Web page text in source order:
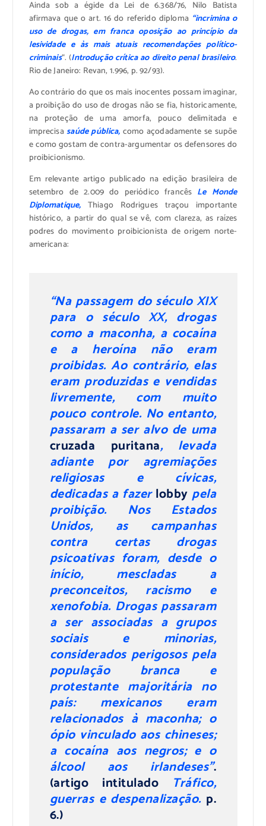
Ainda sob a égide da Lei de 6.368/76, Nilo Batista
afirmava que o art. 16 do referido diploma “incrimina o
uso de drogas, em franca oposição ao princípio da
lesividade e às mais atuais recomendações político-
criminais“. (Introdução crítica ao direito penal brasileiro.
Rio de Janeiro: Revan, 1.996, p. 92/93).
Ao contrário do que os mais inocentes possam imaginar,
a proibição do uso de drogas não se fia, historicamente,
na proteção de uma amorfa, pouco delimitada e
imprecisasaúde pública, como açodadamente se supõe
e como gostam de contra-argumentar os defensores do
proibicionismo.
Em relevante artigo publicado na edição brasileira de
setembro de 2.009 do periódico francês Le Monde
Diplomatique,Thiago Rodrigues traçou importante
histórico, a partir do qual se vê, com clareza, as raízes
podres do movimento proibicionista de origem norte-
americana:
“Na passagem do século XIX
para o século XX, drogas
como a maconha, a cocaína
e a heroína não eram
proibidas. Ao contrário, elas
eram produzidas e vendidas
livremente, com muito
pouco controle. No entanto,
passaram a ser alvo de uma
cruzada puritana, levada
adiante por agremiações
religiosas e cívicas,
dedicadas a fazerlobby pela
proibição. Nos Estados
Unidos, as campanhas
contra certas drogas
psicoativas foram, desde o
início, mescladas a
preconceitos, racismo e
xenofobia. Drogas passaram
a ser associadas a grupos
sociais e minorias,
considerados perigosos pela
população branca e
protestante majoritária no
país: mexicanos eram
relacionados à maconha; o
ópio vinculado aos chineses;
a cocaína aos negros; e o
álcool aos irlandeses”.
(artigo intitulado Tráfico,
guerras e despenalização. p.
6.)